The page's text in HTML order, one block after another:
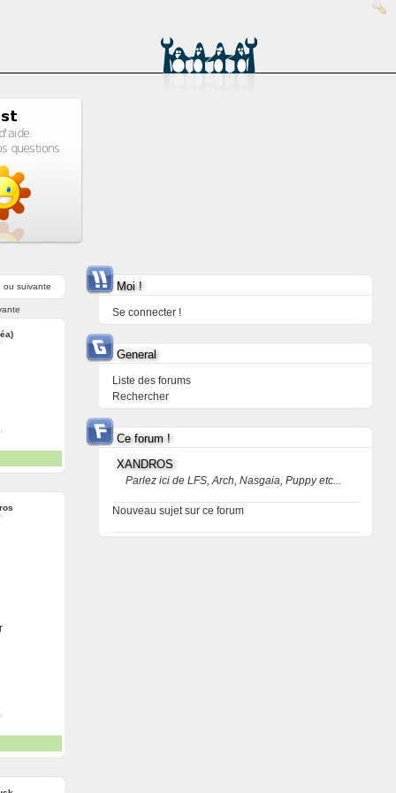
ou suivante Moi !
Se connecter !
General
Liste des forums
Rechercher
Ce forum !
XANDROS
Parlez ici de LFS, Arch, Nasgaia, Puppy etc...
Nouveau sujet sur ce forum